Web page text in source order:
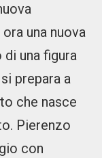
una nuova
una figura
prepara a
che nasce
Pierenzo
con